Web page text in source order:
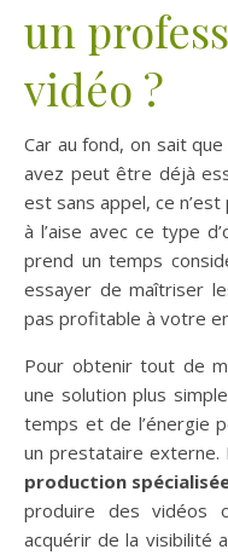
un
vidéo ?
Car au fond, on sait
avez peut être déjà
est sans appel, ce
à l’aise avec ce type
prend un temps
essayer de maîtriser
pas profitable à votre
Pour obtenir tout de
une solution plus
temps et de l’énergie
un prestataire
production
produire des vidéos
acquérir de la visibilité